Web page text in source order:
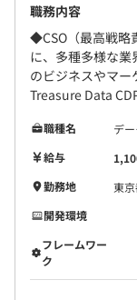
契約は3カ月〜1
援が継続するこ
職務内容
◆CSO（最高戦略
に、多種多様な
のビジネスやマ
Treasure Data
職種名
デ
給与
勤務地
東
開発環境
フレームワー
ク